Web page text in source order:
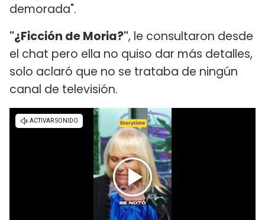
demorada".
"¿Ficción de Moria?", le consultaron desde
el chat pero ella no quiso dar más detalles,
solo aclaró que no se trataba de ningún
canal de televisión.